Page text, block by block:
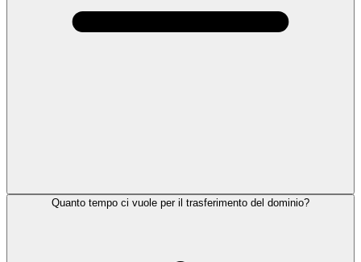
Quanto tempo ci vuole per il trasferimento del dominio?